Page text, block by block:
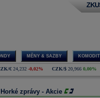
MĚNY & SAZBY
€ 24,232 -0,02% CZK/$ 20,966 0,00%
Horké zprávy - Akcie